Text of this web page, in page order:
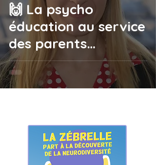
🙌 La psycho
éducation au service
des parents
d’enfants ayant un
TDAH/TOP